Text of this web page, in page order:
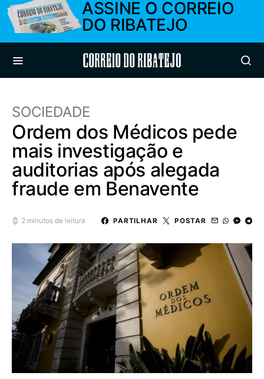
ASSINE O CORREIO
DO RIBATEJO
Correio do Ribatejo
SOCIEDADE
Ordem dos Médicos pede
mais investigação e
auditorias após alegada
fraude em Benavente
2 minutos de leitura PARTILHAR POSTAR